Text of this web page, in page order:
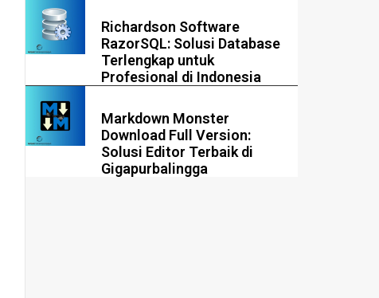
Richardson Software
RazorSQL: Solusi Database
Terlengkap untuk
Profesional di Indonesia
Markdown Monster
Download Full Version:
Solusi Editor Terbaik di
Gigapurbalingga